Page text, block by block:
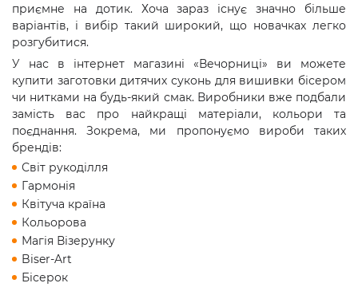
приємне на дотик. Хоча зараз існує значно більше
варіантів, і вибір такий широкий, що новачках легко
розгубитися.
У нас в інтернет магазині «Вечорниці» ви можете
купити заготовки дитячих суконь для вишивки бісером
чи нитками на будь-який смак. Виробники вже подбали
замість вас про найкращі матеріали, кольори та
поєднання. Зокрема, ми пропонуємо вироби таких
брендів:
Світ рукоділля
Гармонія
Квітуча країна
Кольорова
Магія Візерунку
Biser-Art
Бісерок